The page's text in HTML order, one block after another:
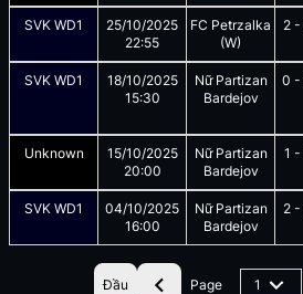
SVK WD1
25/10/2025
22:55
FC Petrzalka
(W)
2-
SVK WD1
18/10/2025
15:30
Nữ Partizan
Bardejov
0 -
Unknown
15/10/2025
20:00
Nữ Partizan
Bardejov
1 -
SVK WD1
04/10/2025
16:00
Nữ Partizan
Bardejov
2 -
Đầu Page 1